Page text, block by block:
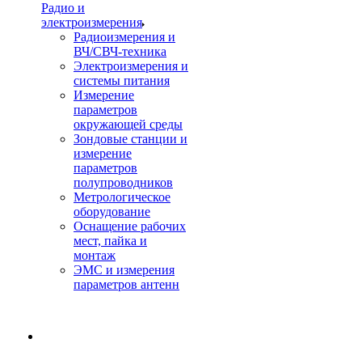
Радио и
электроизмерения
Радиоизмерения и
ВЧ/СВЧ-техника
Электроизмерения и
системы питания
Измерение
параметров
окружающей среды
Зондовые станции и
измерение
параметров
полупроводников
Метрологическое
оборудование
Оснащение рабочих
мест, пайка и
монтаж
ЭМС и измерения
параметров антенн